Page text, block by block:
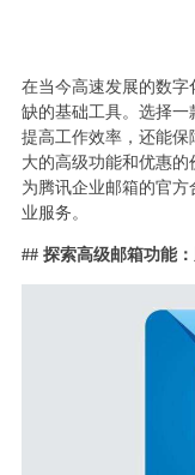
在当今高速发展的数
缺的基础工具。选择
提高工作效率，还能
大的高级功能和优惠
为腾讯企业邮箱的官
业服务。
## 探索高级邮箱功能